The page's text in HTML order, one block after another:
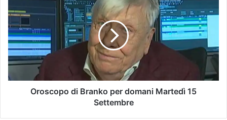
Oroscopo di Branko per domani Martedì 15
Settembre